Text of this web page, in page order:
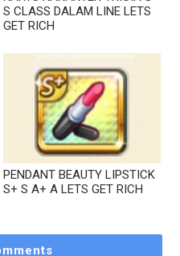
S CLASS DALAM LINE LETS
GET RICH
PENDANT BEAUTY LIPSTICK
S+ S A+ A LETS GET RICH